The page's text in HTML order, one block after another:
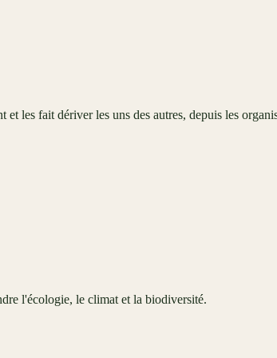
les fait dériver les uns des autres, depuis les
l'écologie, le climat et la biodiversité.